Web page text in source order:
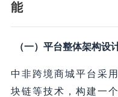
能
（一）平台整体架构设
中非跨境商城平台采
块链等技术，构建一